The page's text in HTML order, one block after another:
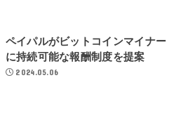
ペイパルがビットコインマイナー
に持続可能な報酬制度を提案
2024.05.06